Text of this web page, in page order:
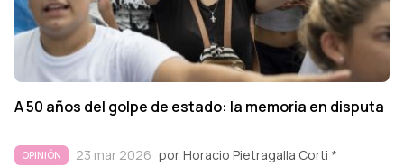
A 50 años del golpe de estado: la memoria en disputa
OPINIÓN 23 mar 2026 por Horacio Pietragalla Corti *